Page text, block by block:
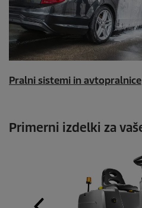
Pralni sistemi in avtopralnice
Primerni izdelki za